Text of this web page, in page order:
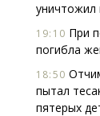
уничтожил
19:10 При
погибла
18:50
пытал
пятерых